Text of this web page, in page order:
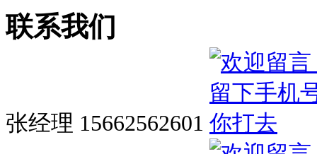
联系我们
张经理 15662562601